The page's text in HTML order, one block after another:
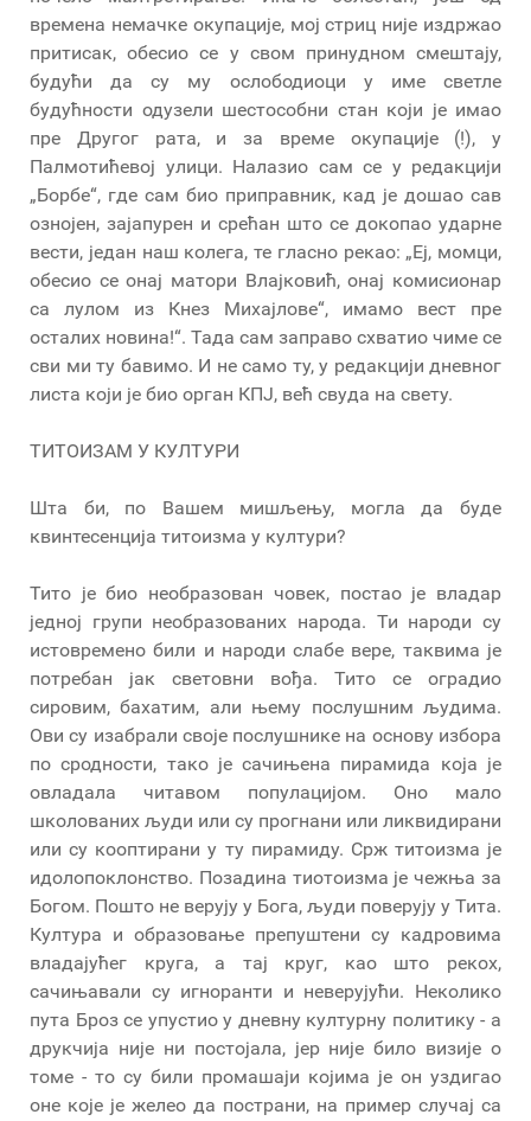
времена немачке окупације, мој стриц није издржао
притисак, обесио се у свом принудном смештају,
будући да су му ослободиоци у име светле
будућности одузели шестособни стан који је имао
пре Другог рата, и за време окупације (!), у
Палмотићевој улици. Налазио сам се у редакцији
„Борбе“, где сам био приправник, кад је дошао сав
ознојен, зајапурен и срећан што се докопао ударне
вести, један наш колега, те гласно рекао: „Еј, момци,
обесио се онај матори Влајковић, онај комисионар
са лулом из Кнез Михајлове“, имамо вест пре
осталих новина!“. Тада сам заправо схватио чиме се
сви ми ту бавимо. И не само ту, у редакцији дневног
листа који је био орган КПЈ, већ свуда на свету.
ТИТОИЗАМ У КУЛТУРИ
Шта би, по Вашем мишљењу, могла да буде
квинтесенција титоизма у култури­?
Тито је био необразован човек, постао је владар
једној групи необразованих народа. Ти народи су
истовремено били и народи слабе вере, таквима је
потребан јак световни вођа. Тито се оградио
сировим, бахатим, али њему послушним људима.
Ови су изабрали своје послушнике на основу избора
по сродности, тако је сачињена пирамида која је
овладала читавом популацијом. Оно мало
школованих људи или су прогнани или ликвидирани
или су кооптирани у ту пирамиду. Срж титоизма је
идолопоклонство. Позадина тиотоизма је чежња за
Богом. Пошто не верују у Бога, људи поверују у Тита.
Култура и образовање препуштени су кадровима
владајућег круга, а тај круг, као што рекох,
сачињавали су игноранти и неверујући. Неколико
пута Броз се упустио у дневну културну политику - а
друкчија није ни постојала, јер није било визије о
томе - то су били промашаји којима је он уздигао
оне које је желео да пострани, на пример случај са